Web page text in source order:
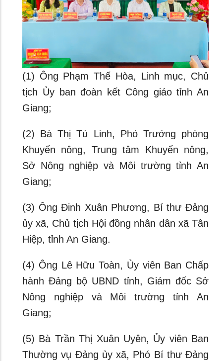
(1) Ông Phạm Thế Hòa, Linh mục, Chủ
tịch Ủy ban đoàn kết Công giáo tỉnh An
Giang;
(2) Bà Thị Tú Linh, Phó Trưởng phòng
Khuyến nông, Trung tâm Khuyến nông,
Sở Nông nghiệp và Môi trường tỉnh An
Giang;
(3) Ông Đinh Xuân Phương, Bí thư Đảng
ủy xã, Chủ tịch Hội đồng nhân dân xã Tân
Hiệp, tỉnh An Giang.
(4) Ông Lê Hữu Toàn, Ủy viên Ban Chấp
hành Đảng bộ UBND tỉnh, Giám đốc Sở
Nông nghiệp và Môi trường tỉnh An
Giang;
(5) Bà Trần Thị Xuân Uyên, Ủy viên Ban
Thường vụ Đảng ủy xã, Phó Bí thư Đảng